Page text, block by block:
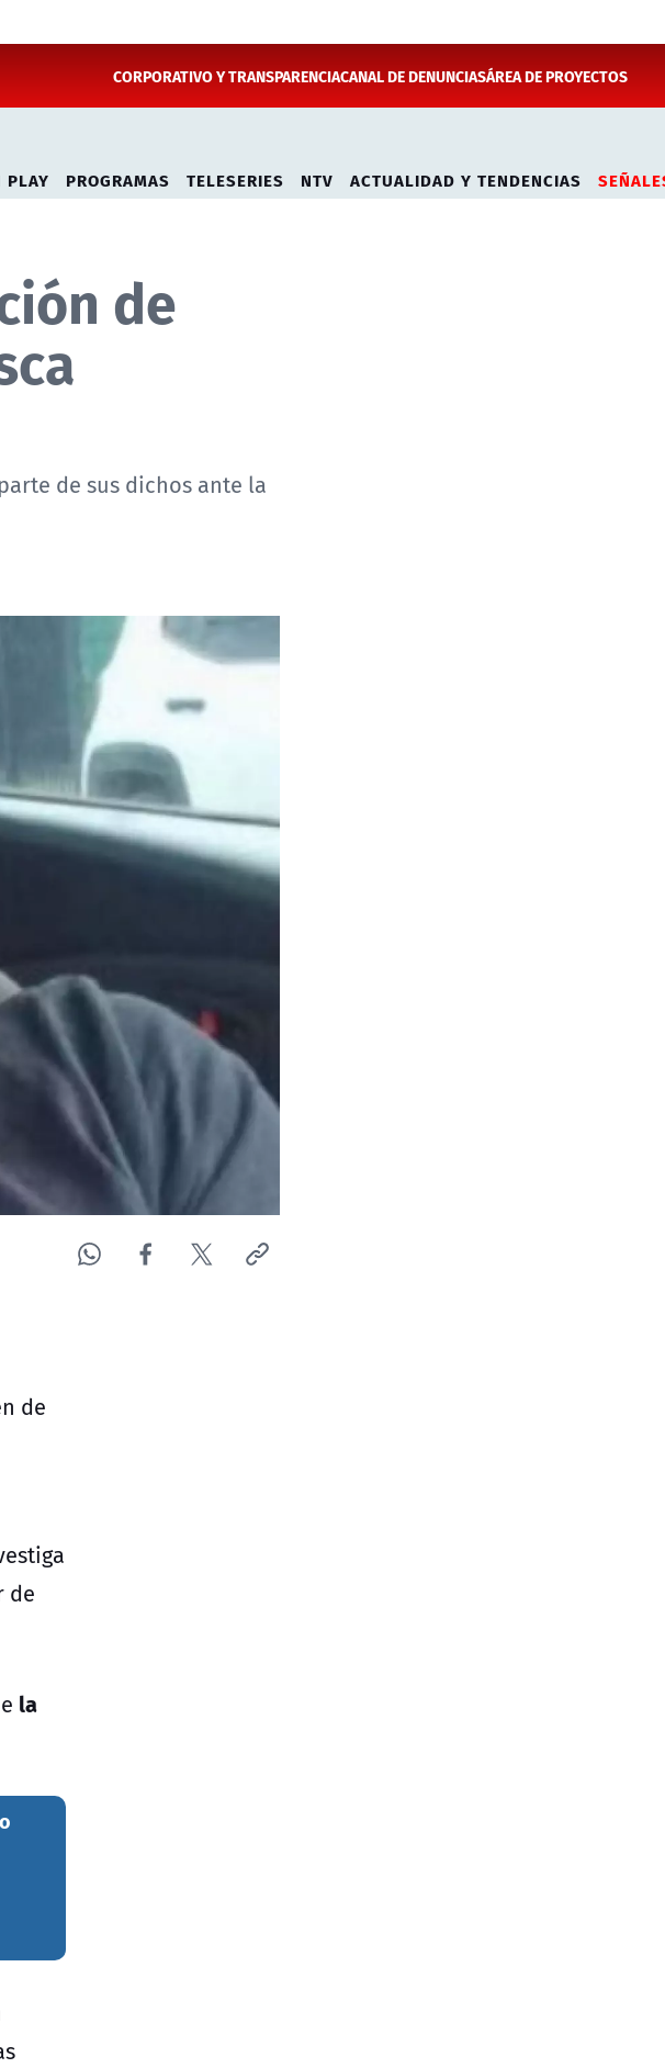
CORPORATIVO Y TRANSPARENCIACANAL DE DENUNCIASÁREA DE PROYECTOS
PLAY PROGRAMAS TELESERIES NTV ACTUALIDAD Y TENDENCIAS
de
de sus dichos ante la
de
de
la